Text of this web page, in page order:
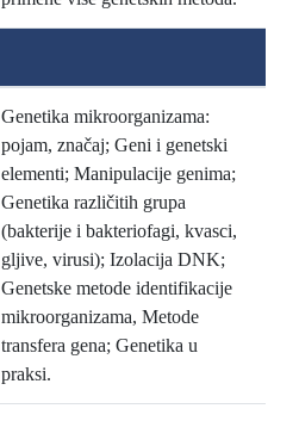
Genetika mikroorganizama:
pojam, značaj; Geni i genetski
elementi; Manipulacije genima;
Genetika različitih grupa
(bakterije i bakteriofagi, kvasci,
gljive, virusi); Izolacija DNK;
Genetske metode identifikacije
mikroorganizama, Metode
transfera gena; Genetika u
praksi.